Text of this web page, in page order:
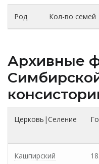
Род Кол-во семей
Архивные
Церковь|Селение
Кашпирский